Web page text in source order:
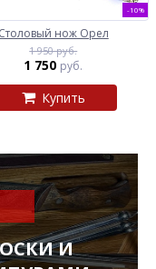
-10%
Столовый нож Орел
1 950 руб.
1 750 руб.
Купить
И